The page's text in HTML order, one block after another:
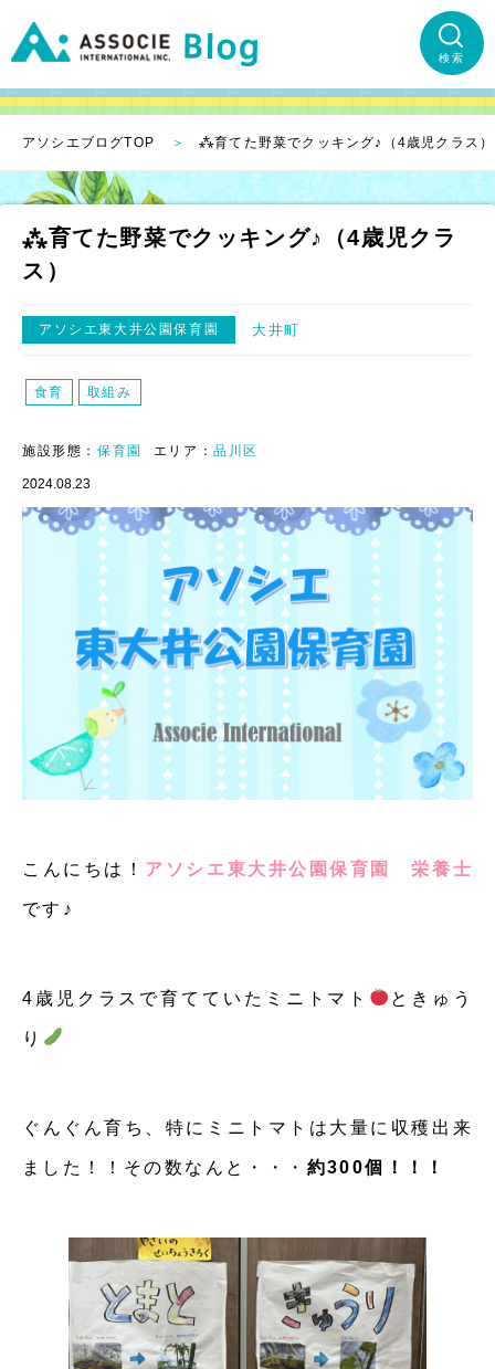
検索
アソシエブログTOP ⁂育てた野菜でクッキング♪（4歳児クラス）
⁂育てた野菜でクッキング♪（4歳児クラ
ス）
アソシエ東大井公園保育園 大井町
食育 取組み
施設形態： 保育園 エリア：品川区
2024.08.23
こんにちは！ アソシエ東大井公園保育園 栄養士
です♪
4歳児クラスで育てていたミニトマト ときゅう
り
ぐんぐん育ち、特にミニトマトは大量に収穫出来
ました！！その数なんと・・・ 約300個！！！